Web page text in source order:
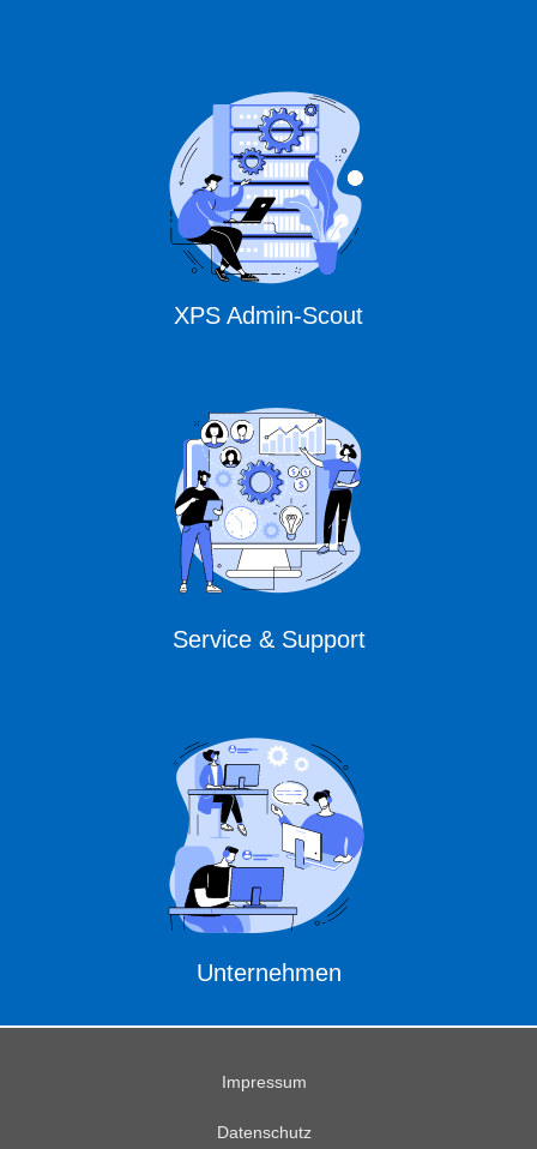
XPS Admin-Scout
Service & Support
Unternehmen
Impressum
Datenschutz